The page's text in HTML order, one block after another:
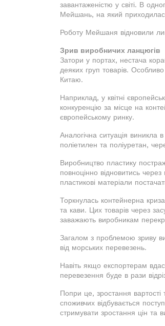
завантаженістю у світі. В
Мейшань, на який
Роботу Мейшаня відновили
Зрив виробничих ланцюгів
Затори у портах, нестача
деяких груп товарів.
Китаю.
Наприклад, у квітні
конкуренцію за місце на
європейському ринку.
Аналогічна ситуація виникла
поліетилен та поліуретан,
Виробництво пластику
повноцінно відновитись
пластикові матеріали
Торкнулась контейнерна
та кави. Цих товарів через
заважають виробникам
Загалом з проблемою зриву
від морських перевезень.
Навіть якщо експортерам
перевезення буде в рази
Попри це, зростання вартості
споживчих відбувається
стримувати зростання цін та